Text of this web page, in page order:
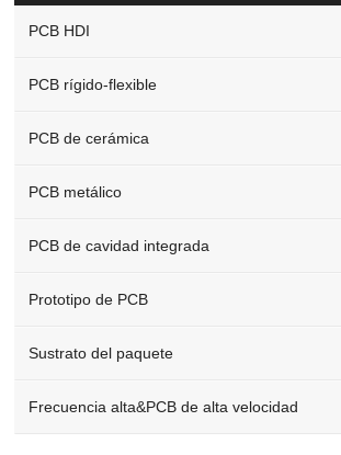
PCB HDI
PCB rígido-flexible
PCB de cerámica
PCB metálico
PCB de cavidad integrada
Prototipo de PCB
Sustrato del paquete
Frecuencia alta&PCB de alta velocidad